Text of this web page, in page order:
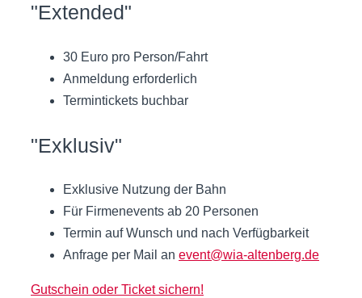
"Extended"
30 Euro pro Person/Fahrt
Anmeldung erforderlich
Termintickets buchbar
"Exklusiv"
Exklusive Nutzung der Bahn
Für Firmenevents ab 20 Personen
Termin auf Wunsch und nach Verfügbarkeit
Anfrage per Mail an event@wia-altenberg.de
Gutschein oder Ticket sichern!